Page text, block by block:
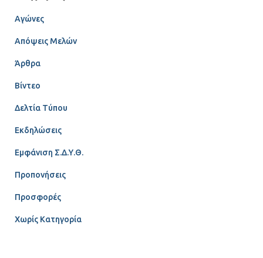
Αγώνες
Απόψεις Μελών
Άρθρα
Βίντεο
Δελτία Τύπου
Εκδηλώσεις
Εμφάνιση Σ.Δ.Υ.Θ.
Προπονήσεις
Προσφορές
Χωρίς Κατηγορία